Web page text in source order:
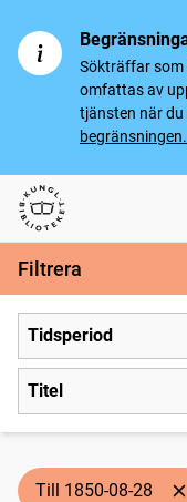
Sökträffar som
omfattas av
tjänsten när du
begränsningen.
Svenska tidningar
Filtrera
Tidsperiod
Titel
Till 1850-08-28